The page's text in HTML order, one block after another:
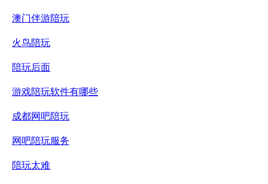
澳门伴游陪玩
火鸟陪玩
陪玩后面
游戏陪玩软件有哪些
成都网吧陪玩
网吧陪玩服务
陪玩太难